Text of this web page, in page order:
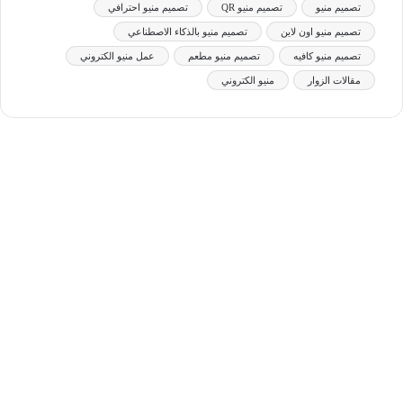
تصميم منيو تصميم منيو QR تصميم منيو احترافي
تصميم منيو اون لاين تصميم منيو بالذكاء الاصطناعي
تصميم منيو كافيه تصميم منيو مطعم عمل منيو الكتروني
مقالات الزوار منيو الكتروني